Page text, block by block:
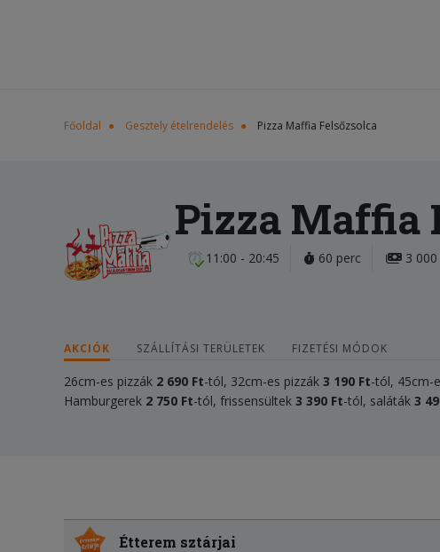
Főoldal Gesztely ételrendelés Pizza Maffia Felsőzsolca
Pizza Maffia
11:00 - 20:45 60 perc 3
AKCIÓK SZÁLLÍTÁSI TERÜLETEK FIZETÉSI MÓDOK
26cm-es pizzák 2 690 Ft-tól, 32cm-es pizzák 3 190 Ft-tól, 45cm-
Hamburgerek 2 750 Ft-tól, frissensültek 3 390 Ft-tól, saláták 3
Étterem sztárjai